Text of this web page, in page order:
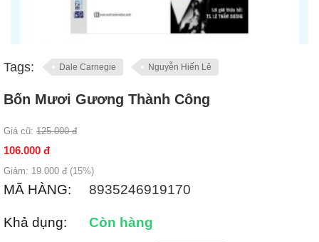
Tags: Dale Carnegie Nguyễn Hiến Lê
Bốn Mươi Gương Thành Công
Giá cũ: 125.000 đ
106.000 đ
Giảm: 19.000 đ (15%)
MÃ HÀNG: 8935246919170
Khả dụng:
Còn hàng